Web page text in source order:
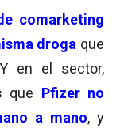
comarketing
droga que
en el sector,
que Pfizer no
a mano, y